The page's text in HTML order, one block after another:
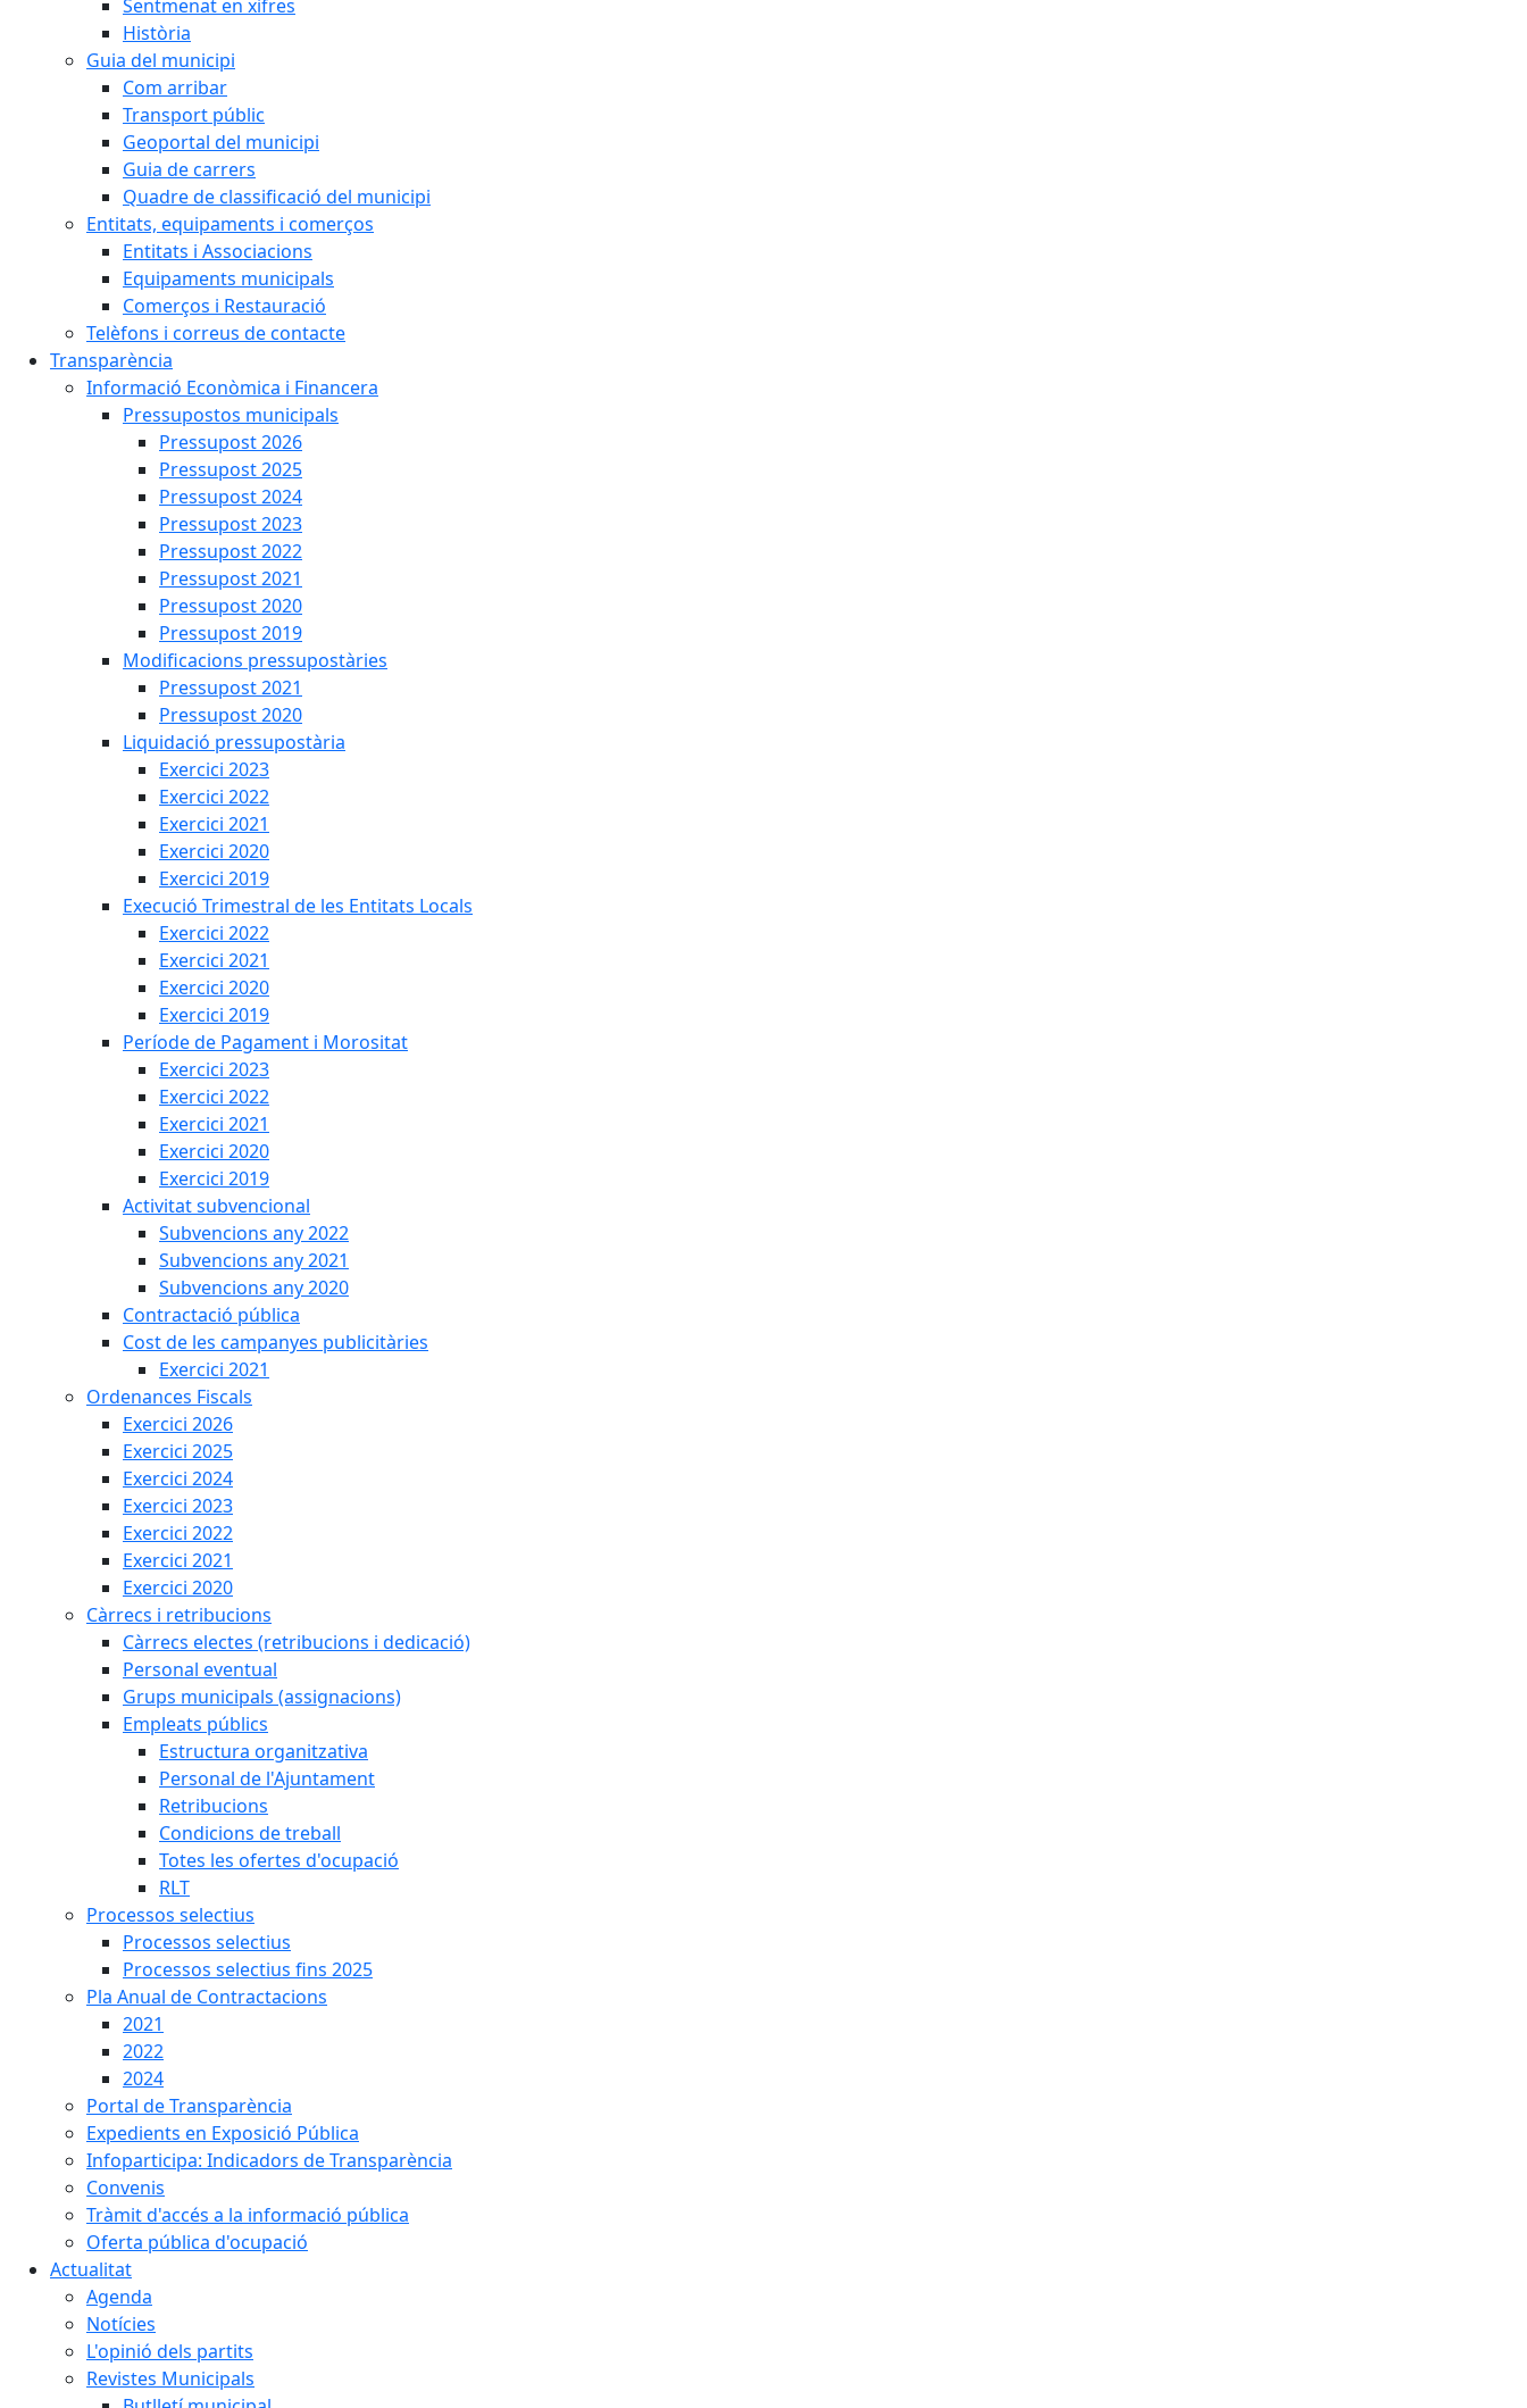
Sentmenat en xifres
Història
Guia del municipi
Com arribar
Transport públic
Geoportal del municipi
Guia de carrers
Quadre de classificació del municipi
Entitats, equipaments i comerços
Entitats i Associacions
Equipaments municipals
Comerços i Restauració
Telèfons i correus de contacte
Transparència
Informació Econòmica i Financera
Pressupostos municipals
Pressupost 2026
Pressupost 2025
Pressupost 2024
Pressupost 2023
Pressupost 2022
Pressupost 2021
Pressupost 2020
Pressupost 2019
Modificacions pressupostàries
Pressupost 2021
Pressupost 2020
Liquidació pressupostària
Exercici 2023
Exercici 2022
Exercici 2021
Exercici 2020
Exercici 2019
Execució Trimestral de les Entitats Locals
Exercici 2022
Exercici 2021
Exercici 2020
Exercici 2019
Període de Pagament i Morositat
Exercici 2023
Exercici 2022
Exercici 2021
Exercici 2020
Exercici 2019
Activitat subvencional
Subvencions any 2022
Subvencions any 2021
Subvencions any 2020
Contractació pública
Cost de les campanyes publicitàries
Exercici 2021
Ordenances Fiscals
Exercici 2026
Exercici 2025
Exercici 2024
Exercici 2023
Exercici 2022
Exercici 2021
Exercici 2020
Càrrecs i retribucions
Càrrecs electes (retribucions i dedicació)
Personal eventual
Grups municipals (assignacions)
Empleats públics
Estructura organitzativa
Personal de l'Ajuntament
Retribucions
Condicions de treball
Totes les ofertes d'ocupació
RLT
Processos selectius
Processos selectius
Processos selectius fins 2025
Pla Anual de Contractacions
2021
2022
2024
Portal de Transparència
Expedients en Exposició Pública
Infoparticipa: Indicadors de Transparència
Convenis
Tràmit d'accés a la informació pública
Oferta pública d'ocupació
Actualitat
Agenda
Notícies
L'opinió dels partits
Revistes Municipals